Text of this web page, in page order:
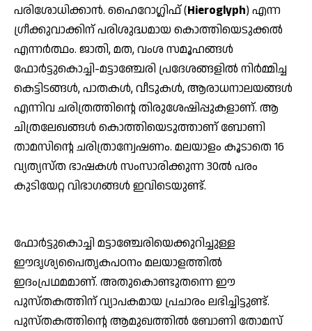
പരിശോധിക്കാന്‍. ഹൈറോഗ്ലിഫ് (Hieroglyph) എന്ന
ഗ്രീക്കുവാക്കിന് പരിശുദ്ധമായ കൊത്തിയെടുക്കല്‍
എന്നര്‍ത്ഥം. ജാതി, മത, വംശ സമൂഹങ്ങള്‍
ഫോര്‍ട്ടുകൊച്ചി-മട്ടാഞ്ചേരി പ്രദേശങ്ങളില്‍ നിര്‍മ്മിച്ച
കെട്ടിടങ്ങള്‍, പാതകള്‍, വീടുകള്‍, ആരാധനാലയങ്ങള്‍
എന്നിവ ചരിത്രത്തിന്റെ തിരുശേഷിപ്പുകളാണ്. ആ
ചിത്രലേഖങ്ങള്‍ കൊത്തിയെടുത്താണ് ബോണി
താമസിന്റെ ചരിത്രാന്വേഷണം. മലയാളം കൂടാതെ 16
വ്യത്യസ്ത ഭാഷകള്‍ സംസാരിക്കുന്ന 30ല്‍ പരം
കുടിയേറ്റ വിഭാഗങ്ങള്‍ ഇവിടെയുണ്ട്.
ഫോര്‍ട്ടുകൊച്ചി മട്ടാഞ്ചേരിയെക്കുറിച്ചുള്ള
ഈദൃശ്യപൈതൃകപഠനം മലയാളത്തില്‍
ഇദംപ്രഥമമാണ്. അതുകൊണ്ടുതന്നെ ഈ
പുസ്തകത്തിന് വ്യാപകമായ പ്രചാരം ലഭിച്ചിട്ടുണ്ട്.
പുസ്തകത്തിന്റെ ആമുഖത്തില്‍ ബോണി തോമസ്